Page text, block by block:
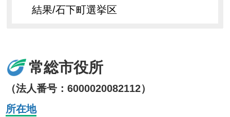
結果/石下町選挙区
常総市役所
（法人番号：6000020082112）
所在地